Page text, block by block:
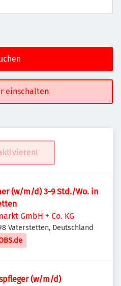
einschalten
(w/m/d) 3-9 Std./Wo. in
GmbH + Co. KG
Vaterstetten, Deutschland
(w/m/d)